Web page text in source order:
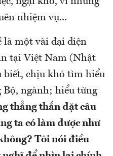
nhiệm vụ...
là một vài đại diện
tại Việt Nam (Nhật
biết, chịu khó tìm hiểu
ngành; hiểu từng
thẳng thắn đặt câu
ta có làm được như
Tôi nói điều